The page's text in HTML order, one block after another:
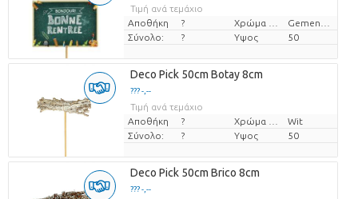
Τιμή ανά τεμάχιο
Αποθήκη
?
Σύνολο:
? Υψος 50
Deco Pick 50cm Botay 8cm
??? -,--
Τιμή ανά τεμάχιο
Αποθήκη
?
Wit
Σύνολο:
? Υψος 50
Deco Pick 50cm Brico 8cm
??? -,--